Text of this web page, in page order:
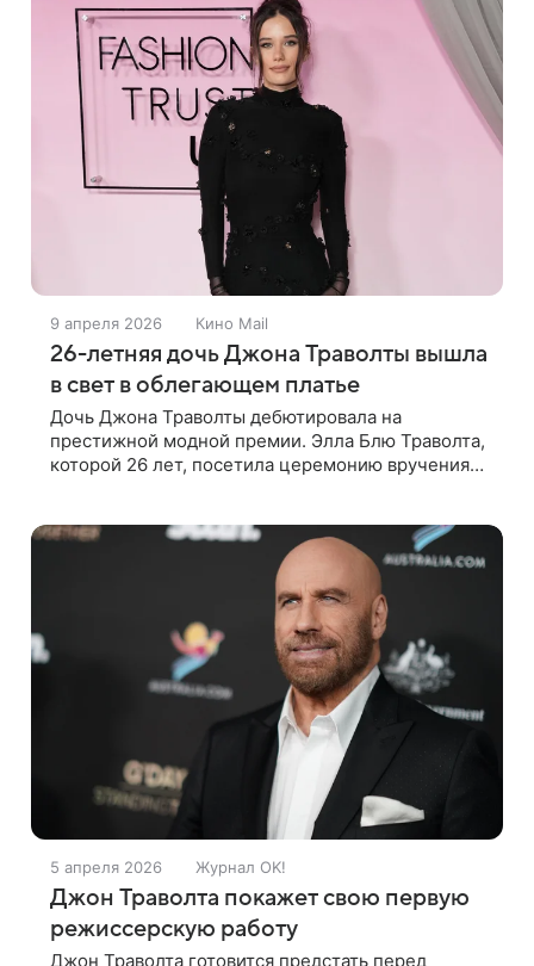
9 апреля 2026 Кино Mail
26-летняя дочь Джона Траволты вышла
в свет в облегающем платье
Дочь Джона Траволты дебютировала на
престижной модной премии. Элла Блю Траволта,
которой 26 лет, посетила церемонию вручения
5 апреля 2026 Журнал OK!
Джон Траволта покажет свою первую
режиссерскую работу
Джон Траволта готовится предстать перед